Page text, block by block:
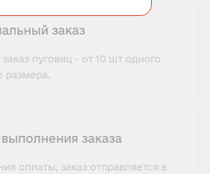
заказ
пуговиц - от 10 шт одного
размера.
заказа
оплаты, заказ отправляется в